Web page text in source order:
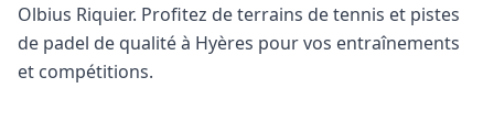
Olbius Riquier. Profitez de terrains de tennis et pistes
de padel de qualité à Hyères pour vos entraînements
et compétitions.